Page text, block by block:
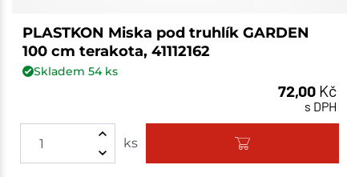
PLASTKON Miska pod truhlík GARDEN
100 cm terakota, 41112162
Skladem 54ks
72,00 Kč
s DPH
ks